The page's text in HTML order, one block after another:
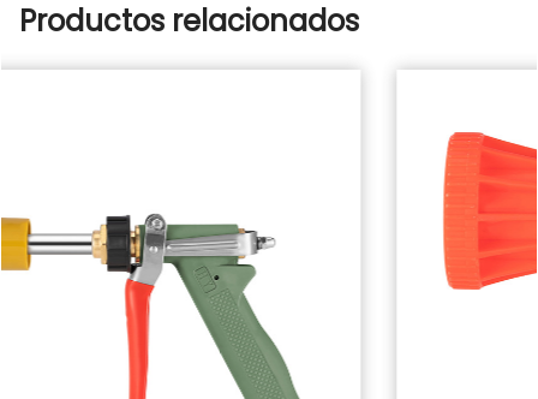
Productos relacionados